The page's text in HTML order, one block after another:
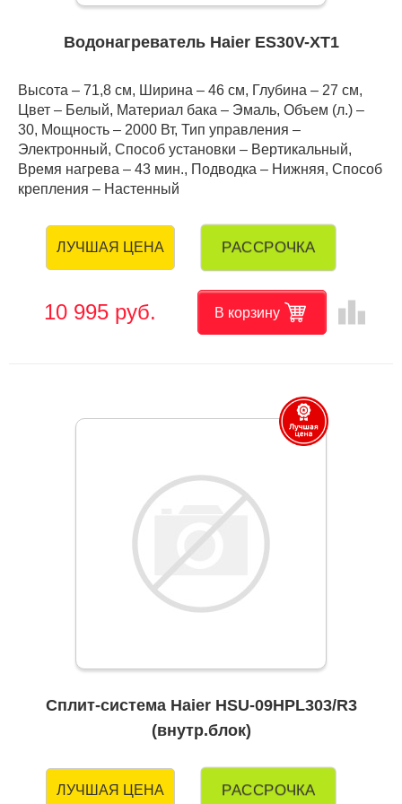
Водонагреватель Haier ES30V-XT1
Высота – 71,8 см, Ширина – 46 см, Глубина – 27 см,
Цвет – Белый, Материал бака – Эмаль, Объем (л.) –
30, Мощность – 2000 Вт, Тип управления –
Электронный, Способ установки – Вертикальный,
Время нагрева – 43 мин., Подводка – Нижняя, Способ
крепления – Настенный
ЛУЧШАЯ ЦЕНА РАССРОЧКА
10 995 руб. В корзину leaderboard
Сплит-система Haier HSU-09HPL303/R3
(внутр.блок)
ЛУЧШАЯ ЦЕНА РАССРОЧКА